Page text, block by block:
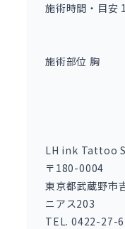
施術時間・目安
施術部位 胸
LH ink Tattoo
〒180-0004
東京都武蔵野市
ニアス203
TEL. 0422-27-